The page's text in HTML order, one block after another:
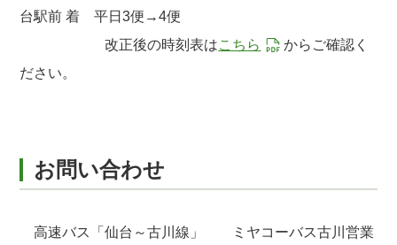
台駅前 着 平日3便→4便
改正後の時刻表はこちら
からご確認く
ださい。
お問い合わせ
高速バス「仙台～古川線」 ミヤコーバス古川営業